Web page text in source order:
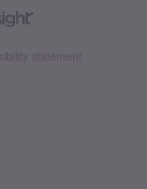
statement